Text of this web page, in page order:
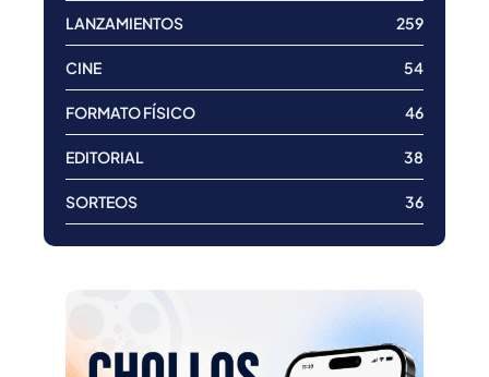
LANZAMIENTOS 259
CINE 54
FORMATO FÍSICO 46
EDITORIAL 38
SORTEOS 36